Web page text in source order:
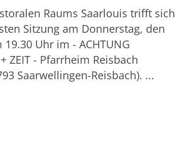
Raums Saarlouis trifft sich
Sitzung am Donnerstag, den
19.30 Uhr im - ACHTUNG
+ ZEIT - Pfarrheim Reisbach
Saarwellingen-Reisbach). ...